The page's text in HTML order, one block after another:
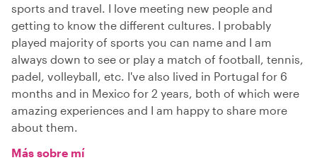
sports and travel. I love meeting new people and
getting to know the different cultures. I probably
played majority of sports you can name and I am
always down to see or play a match of football, tennis,
padel, volleyball, etc. I've also lived in Portugal for 6
months and in Mexico for 2 years, both of which were
amazing experiences and I am happy to share more
about them.
Más sobre mí